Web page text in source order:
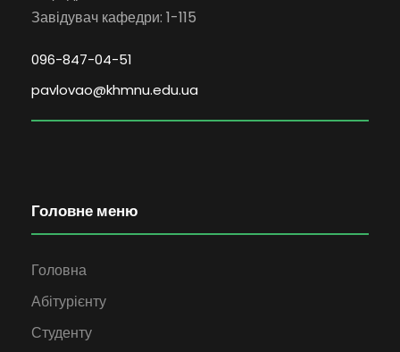
Завідувач кафедри: 1-115
096-847-04-51
pavlovao@khmnu.edu.ua
Головне меню
Головна
Абітурієнту
Студенту